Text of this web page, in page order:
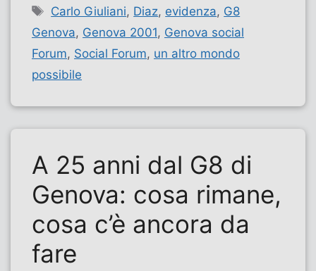
Tag
Carlo Giuliani, Diaz, evidenza, G8
Genova, Genova 2001, Genova social
Forum, Social Forum, un altro mondo
possibile
A 25 anni dal G8 di
Genova: cosa rimane,
cosa c’è ancora da
fare